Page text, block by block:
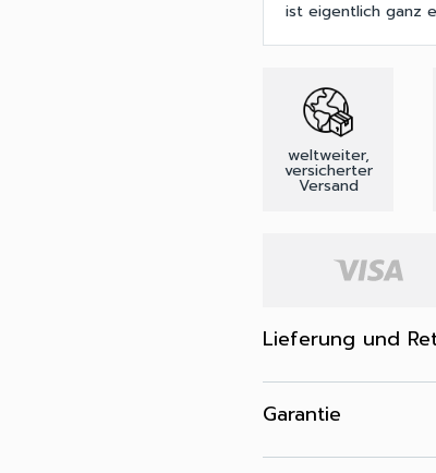
ist eigentlich ganz
weltweiter,
versicherter
Versand
Lieferung und
Garantie